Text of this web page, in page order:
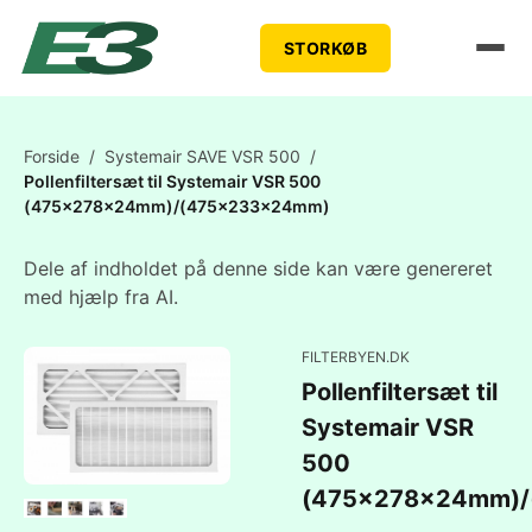
STORKØB
Forside / Systemair SAVE VSR 500 /
Pollenfiltersæt til Systemair VSR 500
(475x278x24mm)/(475x233x24mm)
Dele af indholdet på denne side kan være genereret
med hjælp fra AI.
FILTERBYEN.DK
Pollenfiltersæt til
Systemair VSR
500